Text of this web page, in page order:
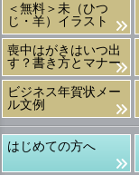
＜無料＞未（ひつ
じ・羊）イラスト
喪中はがきはいつ出
す？書き方とマナー
ビジネス年賀状メー
ル文例
はじめての方へ